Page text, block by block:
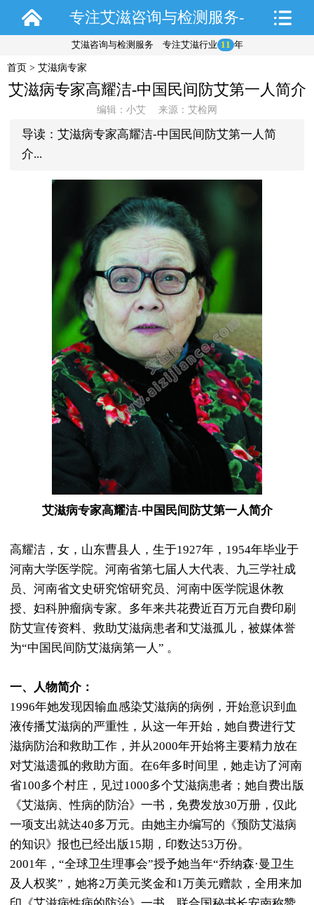
专注艾滋咨询与检测服务-
艾检网
艾滋咨询与检测服务 专注艾滋行业 11 年
首页 > 艾滋病专家
艾滋病专家高耀洁-中国民间防艾第一人简介
编辑：小艾 来源：艾检网
导读：艾滋病专家高耀洁-中国民间防艾第一人简
介...
艾滋病专家高耀洁-中国民间防艾第一人简介
高耀洁，女，山东曹县人，生于1927年，1954年毕业于
河南大学医学院。河南省第七届人大代表、九三学社成
员、河南省文史研究馆研究员、河南中医学院退休教
授、妇科肿瘤病专家。多年来共花费近百万元自费印刷
防艾宣传资料、救助艾滋病患者和艾滋孤儿，被媒体誉
为“中国民间防艾滋病第一人” 。
一、人物简介：
1996年她发现因输血感染艾滋病的病例，开始意识到血
液传播艾滋病的严重性，从这一年开始，她自费进行艾
滋病防治和救助工作，并从2000年开始将主要精力放在
对艾滋遗孤的救助方面。在6年多时间里，她走访了河南
省100多个村庄，见过1000多个艾滋病患者；她自费出版
《艾滋病、性病的防治》一书，免费发放30万册，仅此
一项支出就达40多万元。由她主办编写的《预防艾滋病
的知识》报也已经出版15期，印数达53万份。
2001年，“全球卫生理事会”授予她当年“乔纳森·曼卫生
及人权奖”，她将2万美元奖金和1万美元赠款，全用来加